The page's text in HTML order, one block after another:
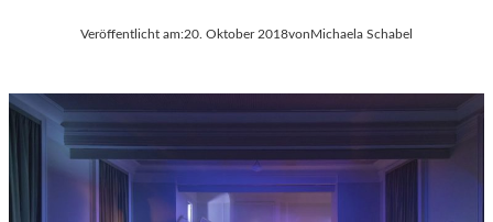
Veröffentlicht am:20. Oktober 2018vonMichaela Schabel